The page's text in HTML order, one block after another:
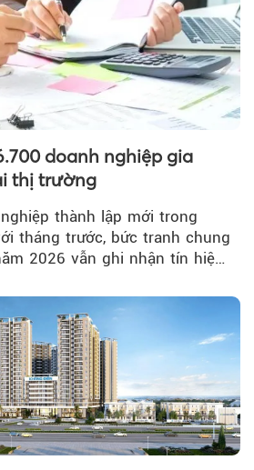
doanh nghiệp gia
thị trường
thành lập mới trong
tháng trước, bức tranh chung
2026 vẫn ghi nhận tín hiệu